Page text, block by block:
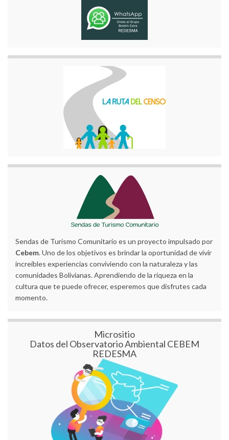
Sendas de Turismo Comunitario es un proyecto impulsado por
Cebem. Uno de los objetivos es brindar la oportunidad de vivir
increíbles experiencias conviviendo con la naturaleza y las
comunidades Bolivianas. Aprendiendo de la riqueza en la
cultura que te puede ofrecer, esperemos que disfrutes cada
momento.
Micrositio
Datos del Observatorio Ambiental CEBEM
REDESMA